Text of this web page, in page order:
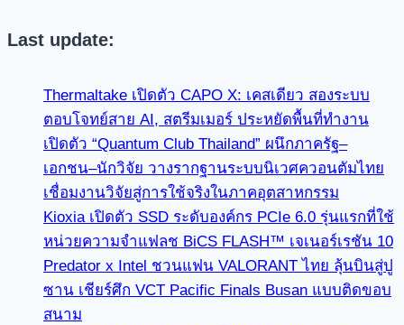
Last update:
Thermaltake เปิดตัว CAPO X: เคสเดียว สองระบบ
ตอบโจทย์สาย AI, สตรีมเมอร์ ประหยัดพื้นที่ทำงาน
เปิดตัว “Quantum Club Thailand” ผนึกภาครัฐ–
เอกชน–นักวิจัย วางรากฐานระบบนิเวศควอนตัมไทย
เชื่อมงานวิจัยสู่การใช้จริงในภาคอุตสาหกรรม
Kioxia เปิดตัว SSD ระดับองค์กร PCIe 6.0 รุ่นแรกที่ใช้
หน่วยความจำแฟลช BiCS FLASH™ เจเนอร์เรชัน 10
Predator x Intel ชวนแฟน VALORANT ไทย ลุ้นบินสู่ปู
ซาน เชียร์ศึก VCT Pacific Finals Busan แบบติดขอบ
สนาม